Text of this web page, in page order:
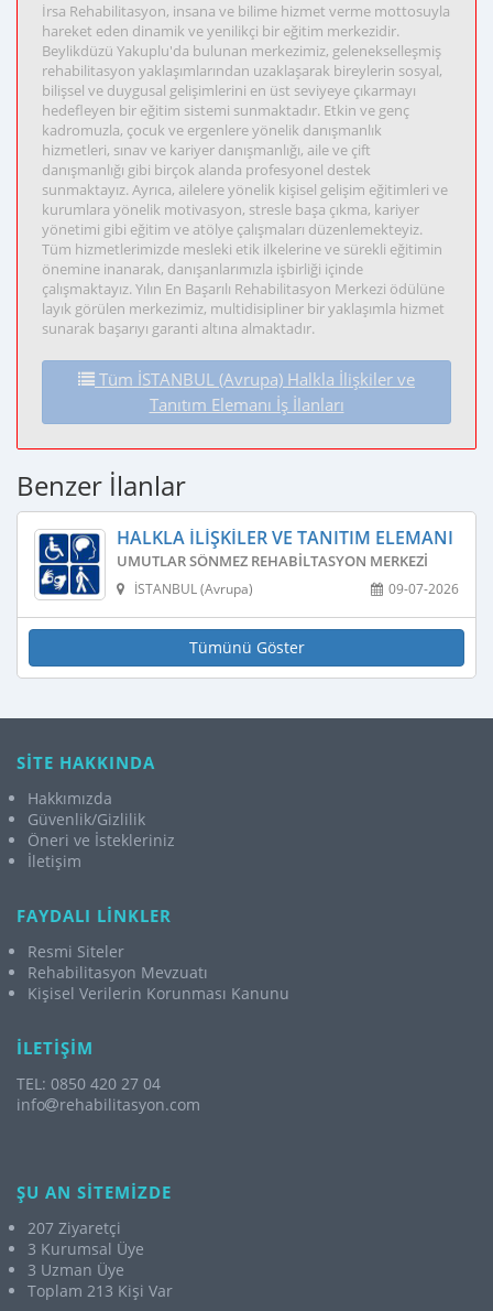
İrsa Rehabilitasyon, insana ve bilime hizmet verme mottosuyla
hareket eden dinamik ve yenilikçi bir eğitim merkezidir.
Beylikdüzü Yakuplu'da bulunan merkezimiz, gelenekselleşmiş
rehabilitasyon yaklaşımlarından uzaklaşarak bireylerin sosyal,
bilişsel ve duygusal gelişimlerini en üst seviyeye çıkarmayı
hedefleyen bir eğitim sistemi sunmaktadır. Etkin ve genç
kadromuzla, çocuk ve ergenlere yönelik danışmanlık
hizmetleri, sınav ve kariyer danışmanlığı, aile ve çift
danışmanlığı gibi birçok alanda profesyonel destek
sunmaktayız. Ayrıca, ailelere yönelik kişisel gelişim eğitimleri ve
kurumlara yönelik motivasyon, stresle başa çıkma, kariyer
yönetimi gibi eğitim ve atölye çalışmaları düzenlemekteyiz.
Tüm hizmetlerimizde mesleki etik ilkelerine ve sürekli eğitimin
önemine inanarak, danışanlarımızla işbirliği içinde
çalışmaktayız. Yılın En Başarılı Rehabilitasyon Merkezi ödülüne
layık görülen merkezimiz, multidisipliner bir yaklaşımla hizmet
sunarak başarıyı garanti altına almaktadır.
Tüm İSTANBUL (Avrupa) Halkla İlişkiler ve
Tanıtım Elemanı İş İlanları
Benzer İlanlar
HALKLA İLIŞKILER VE TANITIM ELEMANI
UMUTLAR SÖNMEZ REHABILTASYON MERKEZI
09-07-2026
İSTANBUL (Avrupa)
Tümünü Göster
SİTE HAKKINDA
Hakkımızda
Güvenlik/Gizlilik
Öneri ve İstekleriniz
İletişim
FAYDALI LİNKLER
Resmi Siteler
Rehabilitasyon Mevzuatı
Kişisel Verilerin Korunması Kanunu
İLETİŞİM
TEL: 0850 420 27 04
info
rehabilitasyon.com
ŞU AN SİTEMİZDE
207 Ziyaretçi
3 Kurumsal Üye
3 Uzman Üye
Toplam 213 Kişi Var